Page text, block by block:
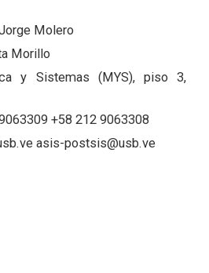
Molero
Morillo
y Sistemas (MYS), piso 3,
09 +58 212 9063308
asis-postsis@usb.ve